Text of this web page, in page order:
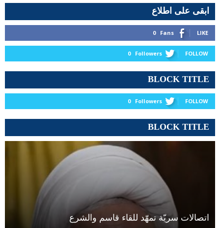
ابقى على اطلاع
0 Fans LIKE
0 Followers FOLLOW
BLOCK TITLE
0 Followers FOLLOW
BLOCK TITLE
اتصالات سريّة تمهّد للقاء قاسم والشرع